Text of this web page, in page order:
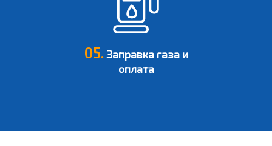
05.Заправка газа и
оплата